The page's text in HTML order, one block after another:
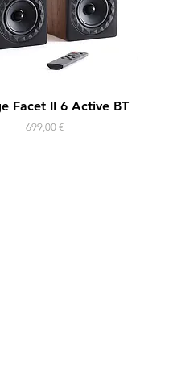
Facet II 6 Active BT
Prix
699,00 €